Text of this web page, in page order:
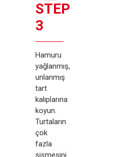
STEP
3
Hamuru
yağlanmış,
unlanmış
tart
kalıplarına
koyun.
Turtaların
çok
fazla
şişmesini